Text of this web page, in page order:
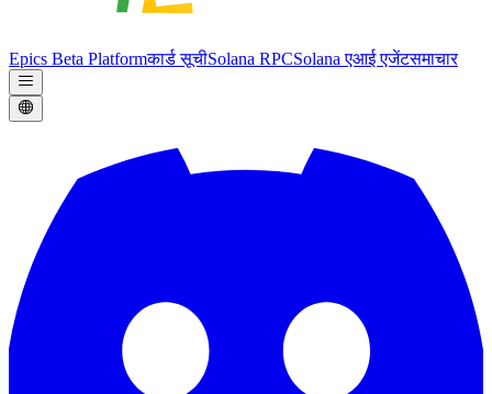
Epics Beta Platformकार्ड सूचीSolana RPCSolana एआई एजेंटसमाचार